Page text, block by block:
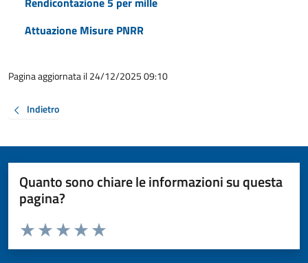
Attuazione Misure PNRR
Pagina aggiornata il 24/12/2025 09:10
Indietro
Quanto sono chiare le informazioni su questa
pagina?
Valuta da 1 a 5 stelle la pagina
Valuta 5 stelle su 5
Valuta 4 stelle su 5
Valuta 3 stelle su 5
Valuta 2 stelle su 5
Valuta 1 stelle su 5